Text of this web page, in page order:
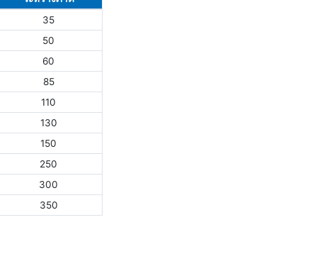
35
50
60
85
110
130
150
250
300
350